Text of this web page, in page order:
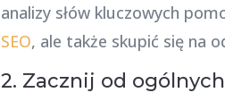
analizy słów kluczowych
SEO, ale także skupić się na
2. Zacznij od